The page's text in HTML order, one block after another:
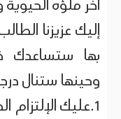
آخر ملؤه
إليك عزيزنا
بها
وحينها ستنال
1.عليك